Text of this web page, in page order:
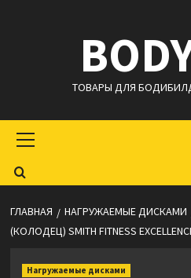
ТОВАРЫ ДЛЯ
меню
ГЛАВНАЯ НАГРУЖАЕМЫЕ ДИСКАМИ
(КОЛОДЕЦ) SMITH FITNESS
Нагружаемые дисками